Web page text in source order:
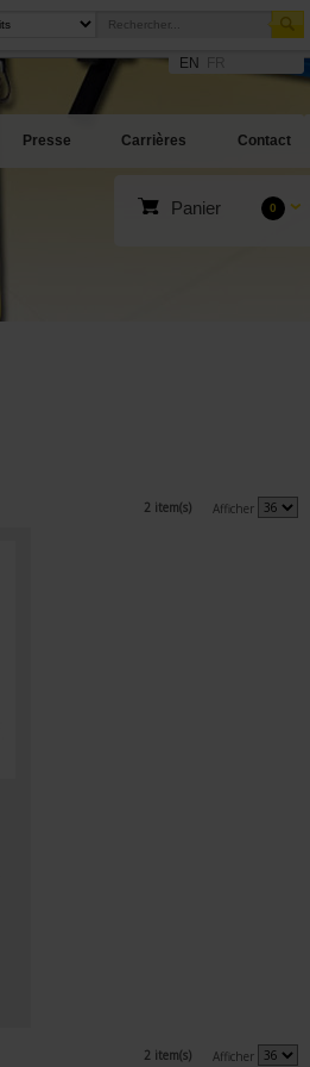
EN
Presse Carrières Contact
Panier 0
2 item(s) Afficher
2 item(s) Afficher